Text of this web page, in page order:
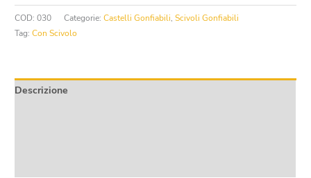
con
Scivolo
Multiplay
COD:030 Categorie:Castelli Gonfiabili,Scivoli Gonfiabili
Tag:Con Scivolo
Descrizione